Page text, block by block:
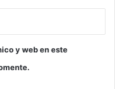
y web en este